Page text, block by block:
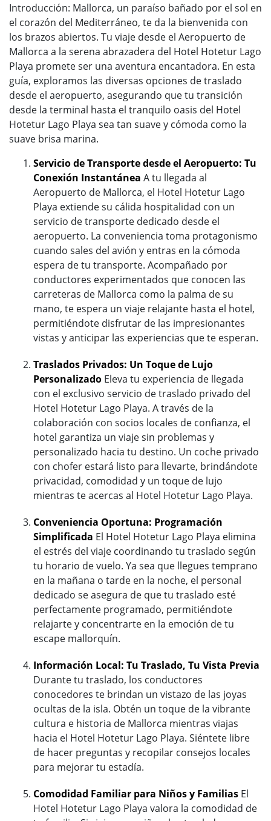
Introducción: Mallorca, un paraíso bañado por el sol en
el corazón del Mediterráneo, te da la bienvenida con
los brazos abiertos. Tu viaje desde el Aeropuerto de
Mallorca a la serena abrazadera del Hotel Hotetur Lago
Playa promete ser una aventura encantadora. En esta
guía, exploramos las diversas opciones de traslado
desde el aeropuerto, asegurando que tu transición
desde la terminal hasta el tranquilo oasis del Hotel
Hotetur Lago Playa sea tan suave y cómoda como la
suave brisa marina.
Servicio de Transporte desde el Aeropuerto: Tu
Conexión Instantánea A tu llegada al
Aeropuerto de Mallorca, el Hotel Hotetur Lago
Playa extiende su cálida hospitalidad con un
servicio de transporte dedicado desde el
aeropuerto. La conveniencia toma protagonismo
cuando sales del avión y entras en la cómoda
espera de tu transporte. Acompañado por
conductores experimentados que conocen las
carreteras de Mallorca como la palma de su
mano, te espera un viaje relajante hasta el hotel,
permitiéndote disfrutar de las impresionantes
vistas y anticipar las experiencias que te esperan.
Traslados Privados: Un Toque de Lujo
Personalizado Eleva tu experiencia de llegada
con el exclusivo servicio de traslado privado del
Hotel Hotetur Lago Playa. A través de la
colaboración con socios locales de confianza, el
hotel garantiza un viaje sin problemas y
personalizado hacia tu destino. Un coche privado
con chofer estará listo para llevarte, brindándote
privacidad, comodidad y un toque de lujo
mientras te acercas al Hotel Hotetur Lago Playa.
Conveniencia Oportuna: Programación
Simplificada El Hotel Hotetur Lago Playa elimina
el estrés del viaje coordinando tu traslado según
tu horario de vuelo. Ya sea que llegues temprano
en la mañana o tarde en la noche, el personal
dedicado se asegura de que tu traslado esté
perfectamente programado, permitiéndote
relajarte y concentrarte en la emoción de tu
escape mallorquín.
Información Local: Tu Traslado, Tu Vista Previa
Durante tu traslado, los conductores
conocedores te brindan un vistazo de las joyas
ocultas de la isla. Obtén un toque de la vibrante
cultura e historia de Mallorca mientras viajas
hacia el Hotel Hotetur Lago Playa. Siéntete libre
de hacer preguntas y recopilar consejos locales
para mejorar tu estadía.
Comodidad Familiar para Niños y Familias El
Hotel Hotetur Lago Playa valora la comodidad de